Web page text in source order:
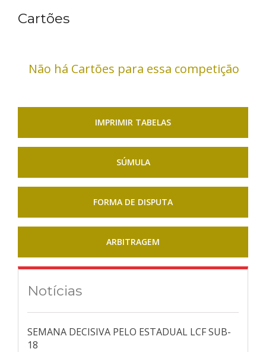
Cartões
Não há Cartões para essa competição
IMPRIMIR TABELAS
SÚMULA
FORMA DE DISPUTA
ARBITRAGEM
Notícias
SEMANA DECISIVA PELO ESTADUAL LCF SUB-
18